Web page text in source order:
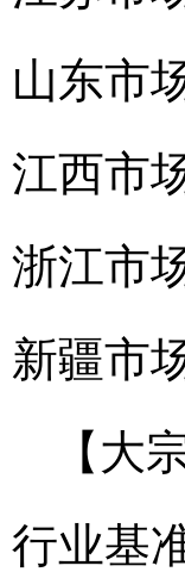
山东市
江西市
浙江市
新疆市
【大
行业基